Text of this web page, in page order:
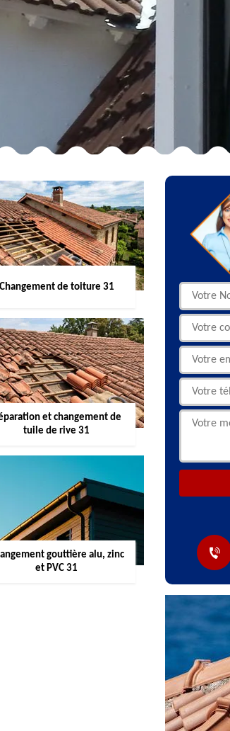
Changement de toiture 31
et changement de
tuile de rive 31
gouttière alu, zinc
et PVC 31